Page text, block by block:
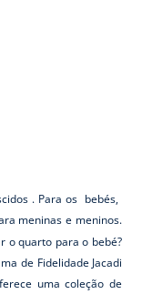
. Para os bebés,
meninas e meninos.
o quarto para o bebé?
de Fidelidade Jacadi
uma coleção de